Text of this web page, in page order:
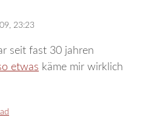
23:23
seit fast 30 jahren
etwas käme mir wirklich